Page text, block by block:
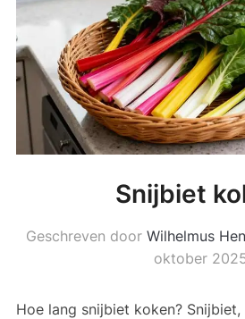
Snijbiet
Geschreven door Wilhelmus
oktober
Hoe lang snijbiet koken?